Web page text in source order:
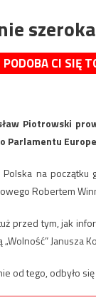
PODOBA CI SIĘ
Piotrowski
Parlamentu
Polska na
Robertem
przed tym, jak
Janusza
od tego, odbyło